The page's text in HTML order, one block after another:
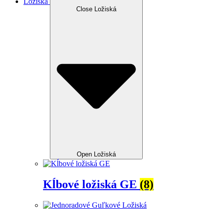
Close Ložiská
Open Ložiská
Kĺbové ložiská GE (8)